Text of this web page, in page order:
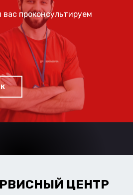
проконсультируем
ЦЕНТР